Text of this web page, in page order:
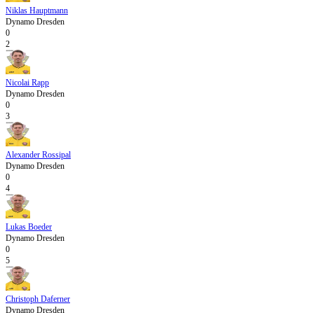
Niklas Hauptmann
Dynamo Dresden
0
2
Nicolai Rapp
Dynamo Dresden
0
3
Alexander Rossipal
Dynamo Dresden
0
4
Lukas Boeder
Dynamo Dresden
0
5
Christoph Daferner
Dynamo Dresden